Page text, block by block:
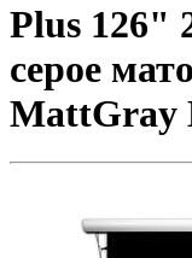
Plus 126"
серое
MattGray